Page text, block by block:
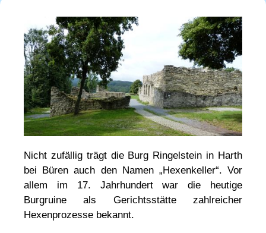
Nicht zufällig trägt die Burg Ringelstein in Harth
bei Büren auch den Namen „Hexenkeller“. Vor
allem im 17. Jahrhundert war die heutige
Burgruine als Gerichtsstätte zahlreicher
Hexenprozesse bekannt.